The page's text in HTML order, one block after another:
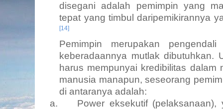
disegani adalah pemimpin yang
tepat yang timbul daripemikirannya
[14]
Pemimpin merupakan
keberadaannya mutlak dibutuhkan.
harus mempunyai kredibilitas dalam
manusia manapun, seseorang
di antaranya adalah:
a.
Power eksekutif